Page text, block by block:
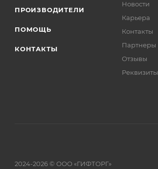
ПРОИЗВОДИТЕЛИ
ПОМОЩЬ
КОНТАКТЫ
Новости
Карьера
Контакты
Партнеры
Отзывы
Реквизиты
2024-2026 © ООО «ГИФТОРГ»